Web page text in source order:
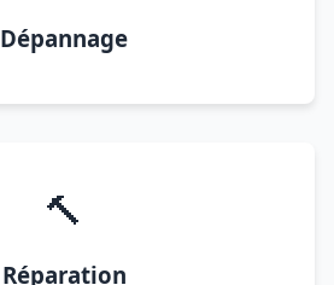
Dépannage
🔨
Réparation